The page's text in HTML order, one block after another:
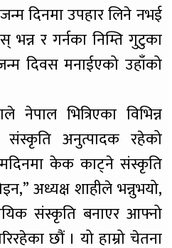
दिनमा उपहार लिने नभई
र गर्नका निम्ति गुटुका
दिवस मनाईएको उहाँको
नेपाल भित्रिएका विभिन्न
अनुत्पादक रहेको
केक काट्ने संस्कृति
अध्यक्ष शाहीले भन्नुभयो,
संस्कृति बनाएर आफ्नो
छौं । यो हाम्रो चेतना